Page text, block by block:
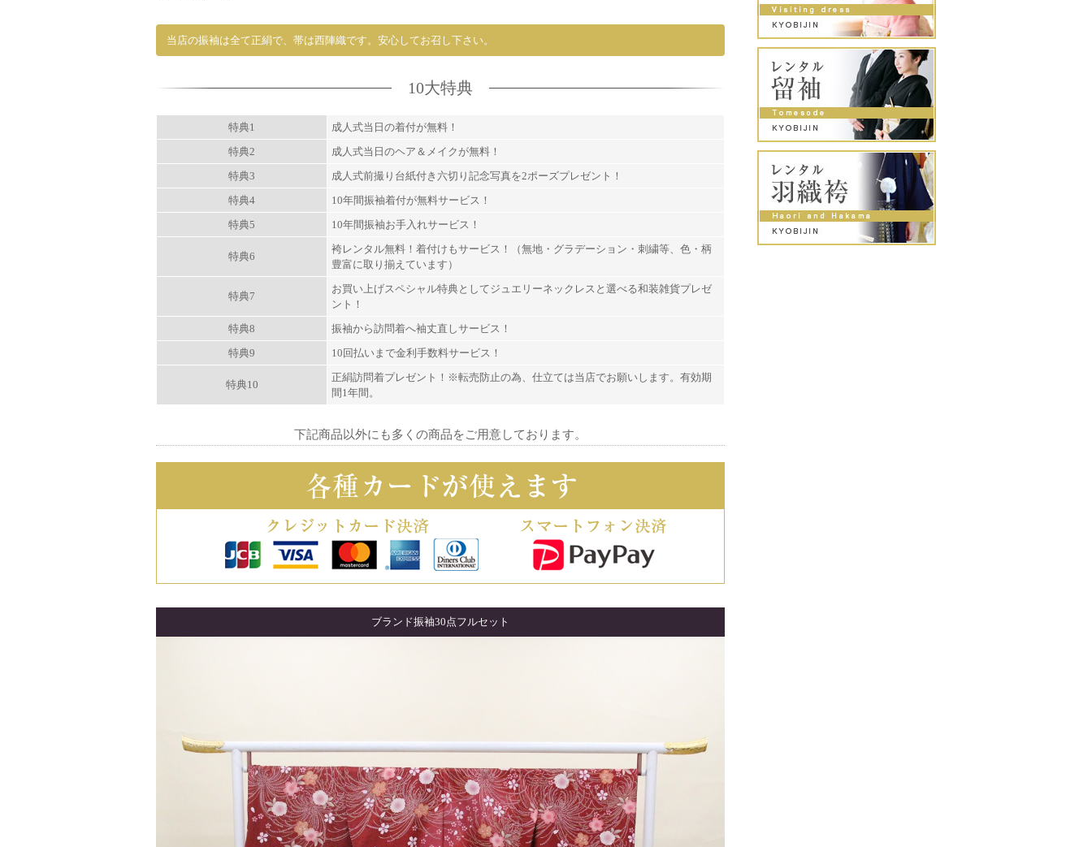
当店の振袖は全て正絹で、帯は西陣織です。安心してお召し下さい。
10大特典
特典1
成人式当日の着付が無料！
特典2
成人式当日のヘア＆メイクが無料！
特典3
成人式前撮り台紙付き六切り記念写真を2ポーズプレゼント！
特典4
10年間振袖着付が無料サービス！
特典5
10年間振袖お手入れサービス！
特典6
袴レンタル無料！着付けもサービス！（無地・グラデーション・刺繍等、色・柄
豊富に取り揃えています）
特典7
お買い上げスペシャル特典としてジュエリーネックレスと選べる和装雑貨プレゼ
ント！
特典8
振袖から訪問着へ袖丈直しサービス！
特典9
10回払いまで金利手数料サービス！
特典10
正絹訪問着プレゼント！※転売防止の為、仕立ては当店でお願いします。有効期
間1年間。
下記商品以外にも多くの商品をご用意しております。
ブランド振袖30点フルセット